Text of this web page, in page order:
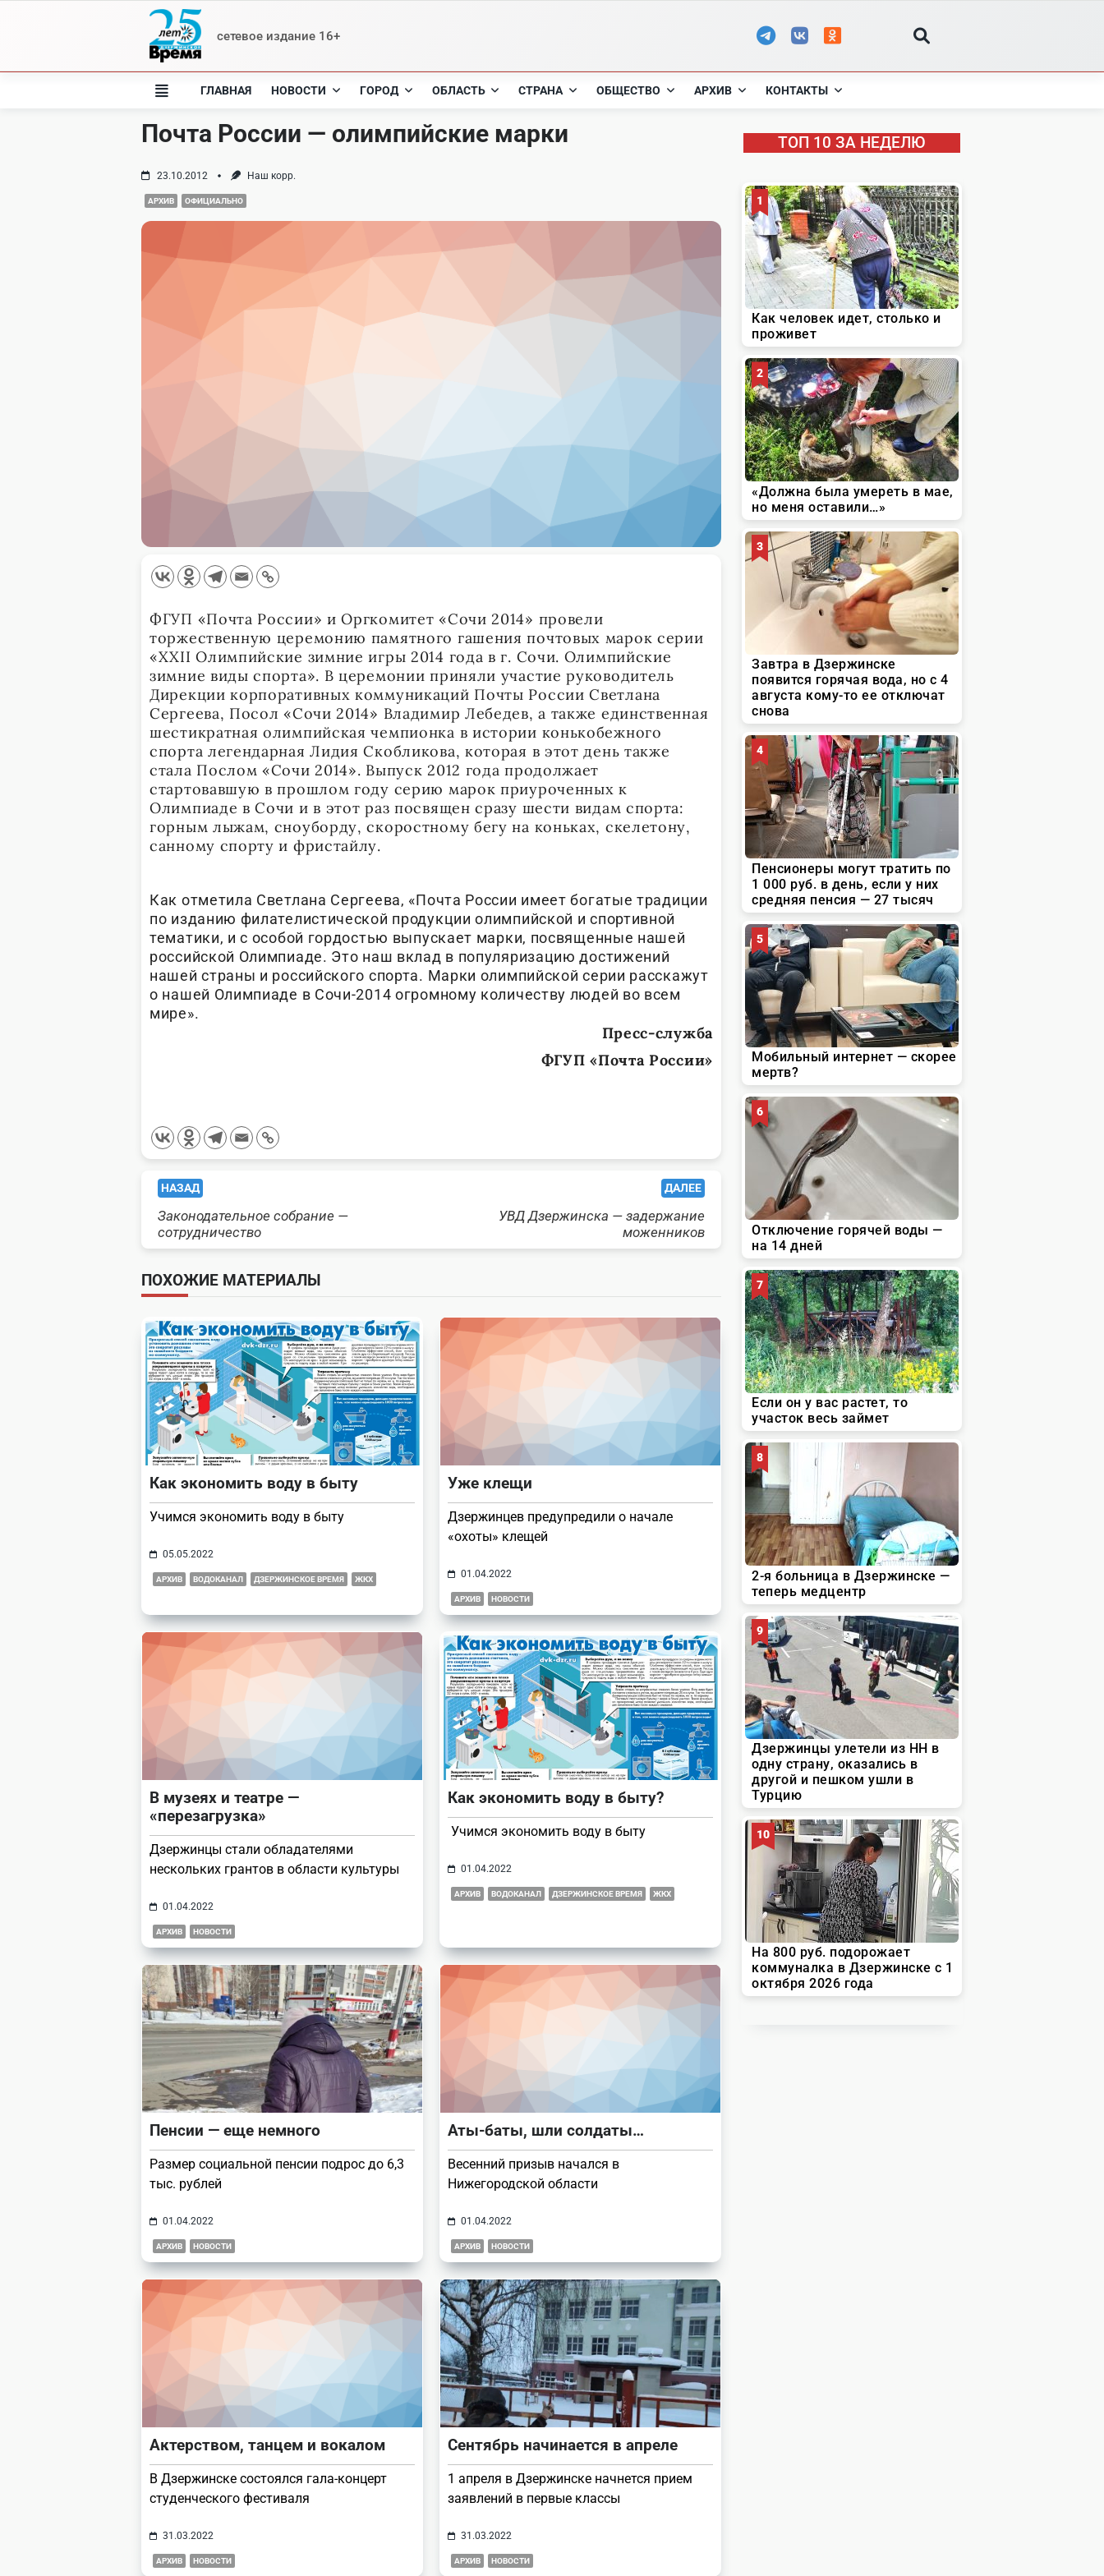
сетевое издание 16+
ГЛАВНАЯ НОВОСТИ ГОРОД ОБЛАСТЬ СТРАНА ОБЩЕСТВО АРХИВ КОНТАКТЫ
Почта России — олимпийские марки
23.10.2012 Наш корр.
АРХИВ ОФИЦИАЛЬНО
ФГУП «Почта России» и Оргкомитет «Сочи 2014» провели
торжественную церемонию памятного гашения почтовых марок серии
«XXII Олимпийские зимние игры 2014 года в г. Сочи. Олимпийские
зимние виды спорта». В церемонии приняли участие руководитель
Дирекции корпоративных коммуникаций Почты России Светлана
Сергеева, Посол «Сочи 2014» Владимир Лебедев, а также единственная
шестикратная олимпийская чемпионка в истории конькобежного
спорта легендарная Лидия Скобликова, которая в этот день также
стала Послом «Сочи 2014». Выпуск 2012 года продолжает
стартовавшую в прошлом году серию марок приуроченных к
Олимпиаде в Сочи и в этот раз посвящен сразу шести видам спорта:
горным лыжам, сноуборду, скоростному бегу на коньках, скелетону,
санному спорту и фристайлу.
Как отметила Светлана Сергеева, «Почта России имеет богатые традиции
по изданию филателистической продукции олимпийской и спортивной
тематики, и с особой гордостью выпускает марки, посвященные нашей
российской Олимпиаде. Это наш вклад в популяризацию достижений
нашей страны и российского спорта. Марки олимпийской серии расскажут
о нашей Олимпиаде в Сочи-2014 огромному количеству людей во всем
мире».
Пресс-служба
ФГУП «Почта России»
<span
class="nav-
screen-
reader-
text">Page</span>
НАЗАД
Законодательное собрание —
сотрудничество
ДАЛЕЕ
УВД Дзержинска — задержание
моженников
ПОХОЖИЕ МАТЕРИАЛЫ
Как экономить воду в быту
Учимся экономить воду в быту
05.05.2022
АРХИВ ВОДОКАНАЛ ДЗЕРЖИНСКОЕ ВРЕМЯ ЖКХ
Уже клещи
Дзержинцев предупредили о начале
«охоты» клещей
01.04.2022
АРХИВ НОВОСТИ
В музеях и театре —
«перезагрузка»
Дзержинцы стали обладателями
нескольких грантов в области культуры
01.04.2022
АРХИВ НОВОСТИ
Как экономить воду в быту?
Учимся экономить воду в быту
01.04.2022
АРХИВ ВОДОКАНАЛ ДЗЕРЖИНСКОЕ ВРЕМЯ ЖКХ
Пенсии — еще немного
Размер социальной пенсии подрос до 6,3
тыс. рублей
01.04.2022
АРХИВ НОВОСТИ
Аты-баты, шли солдаты…
Весенний призыв начался в
Нижегородской области
01.04.2022
АРХИВ НОВОСТИ
Актерством, танцем и вокалом
В Дзержинске состоялся гала-концерт
студенческого фестиваля
31.03.2022
АРХИВ НОВОСТИ
Сентябрь начинается в апреле
1 апреля в Дзержинске начнется прием
заявлений в первые классы
31.03.2022
АРХИВ НОВОСТИ
ТОП 10 ЗА НЕДЕЛЮ